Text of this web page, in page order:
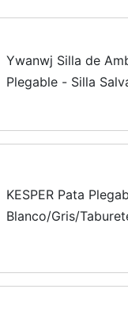
Ywanwj Silla de
Plegable - Silla
KESPER Pata
Blanco/Gris/